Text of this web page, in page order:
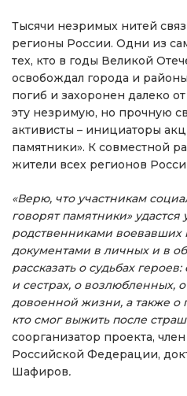
Тысячи незримых нитей
регионы России. Одни из
тех, кто в годы Великой
освобождал города и
погиб и захоронен далеко
эту незримую, но прочную
активисты – инициаторы
памятники». К совместной
жители всех регионов
«Верю, что участникам
говорят памятники» удастся
родственниками воевавших
документами в личных и в
рассказать о судьбах
и сестрах, о возлюбленных,
довоенной жизни, а также о
кто смог выжить после
соорганизатор проекта,
Российской Федерации,
Шафиров.